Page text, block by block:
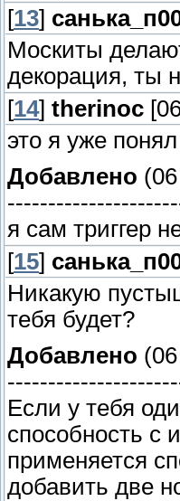
[13]
Москиты
декорация, ты
[14] therinoc
это я уже понял
Добавлено
я сам триггер
[15]
Никакую
тебя будет?
Добавлено
Если у тебя
способность с
применяется
добавить две